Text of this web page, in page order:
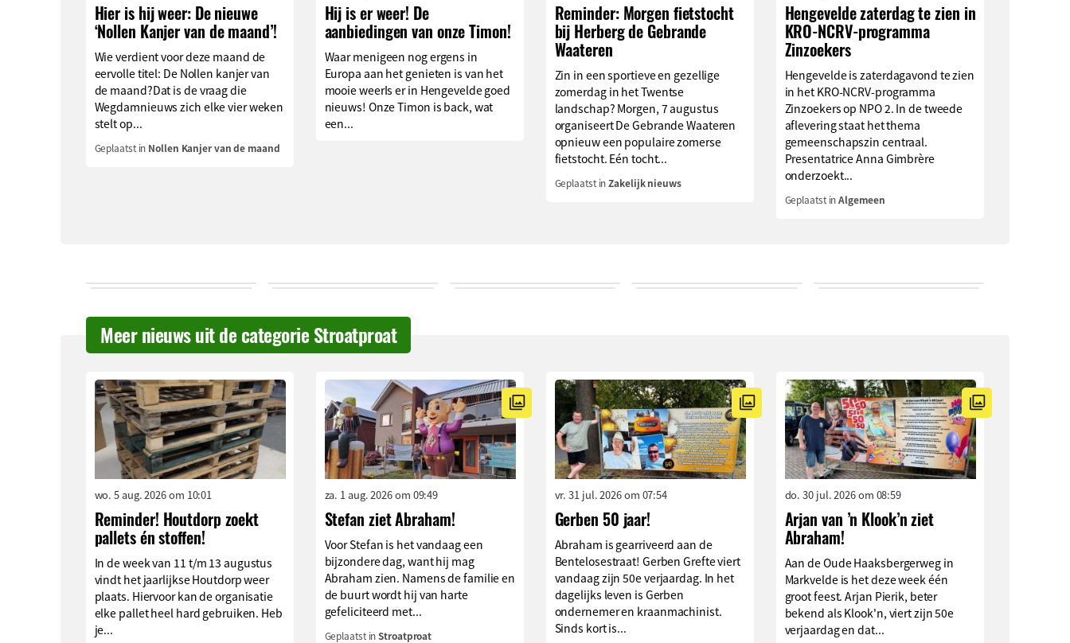
Hier is hij weer: De nieuwe
‘Nollen Kanjer van de maand’!
Wie verdient voor deze maand de
eervolle titel: De Nollen kanjer van
de maand?Dat is de vraag die
Wegdamnieuws zich elke vier weken
stelt op...
Geplaatst in Nollen Kanjer van de maand
Hij is er weer! De
aanbiedingen van onze Timon!
Waar menigeen nog ergens in
Europa aan het genieten is van het
mooie weerIs er in Hengevelde goed
nieuws! Onze Timon is back, wat
een...
Reminder: Morgen fietstocht
bij Herberg de Gebrande
Waateren
Zin in een sportieve en gezellige
zomerdag in het Twentse
landschap? Morgen, 7 augustus
organiseert De Gebrande Waateren
opnieuw een populaire zomerse
fietstocht. Eén tocht...
Geplaatst inZakelijk nieuws
Hengevelde zaterdag te zien in
KRO-NCRV-programma
Zinzoekers
Hengevelde is zaterdagavond te zien
in het KRO-NCRV-programma
Zinzoekers op NPO 2. In de tweede
aflevering staat het thema
gemeenschapszin centraal.
Presentatrice Anna Gimbrère
onderzoekt...
Geplaatst inAlgemeen
Meer nieuws uit de categorie Stroatproat
wo. 5 aug. 2026 om 10:01
Reminder! Houtdorp zoekt
pallets én stoffen!
In de week van 11 t/m 13 augustus
vindt het jaarlijkse Houtdorp weer
plaats. Hiervoor kan de organisatie
elke pallet heel hard gebruiken. Heb
je...
za. 1 aug. 2026 om 09:49
Stefan ziet Abraham!
Voor Stefan is het vandaag een
bijzondere dag, want hij mag
Abraham zien. Namens de familie en
de buurt wordt hij van harte
gefeliciteerd met...
Geplaatst inStroatproat
vr. 31 jul. 2026 om 07:54
Gerben 50 jaar!
Abraham is gearriveerd aan de
Bentelosestraat! Gerben Grefte viert
vandaag zijn 50e verjaardag. In het
dagelijks leven is Gerben
ondernemer en kraanmachinist.
Sinds kort is...
do. 30 jul. 2026 om 08:59
Arjan van ’n Klook’n ziet
Abraham!
Aan de Oude Haaksbergerweg in
Markvelde is het deze week één
groot feest. Arjan Pierik, beter
bekend als Klook'n, viert zijn 50e
verjaardag en dat...